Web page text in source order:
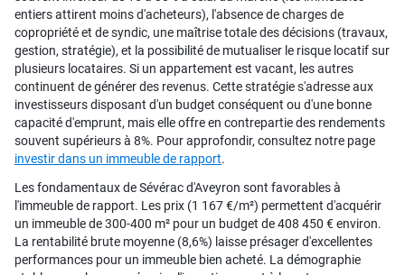
entiers attirent moins d'acheteurs), l'absence de charges de
copropriété et de syndic, une maîtrise totale des décisions (travaux,
gestion, stratégie), et la possibilité de mutualiser le risque locatif sur
plusieurs locataires. Si un appartement est vacant, les autres
continuent de générer des revenus. Cette stratégie s'adresse aux
investisseurs disposant d'un budget conséquent ou d'une bonne
capacité d'emprunt, mais elle offre en contrepartie des rendements
souvent supérieurs à 8%. Pour approfondir, consultez notre page
investir dans un immeuble de rapport.
Les fondamentaux de Sévérac d'Aveyron sont favorables à
l'immeuble de rapport. Les prix (1 167 €/m²) permettent d'acquérir
un immeuble de 300-400 m² pour un budget de 408 450 € environ.
La rentabilité brute moyenne (8,6%) laisse présager d'excellentes
performances pour un immeuble bien acheté. La démographie